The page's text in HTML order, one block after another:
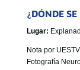
¿DÓNDE
Lugar:
Nota por
Fotografía